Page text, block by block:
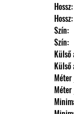
                Szín:
                Szín: